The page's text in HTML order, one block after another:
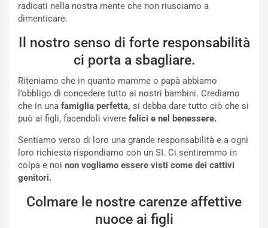
radicati nella nostra mente che non riusciamo a
dimenticare.
Il nostro senso di forte responsabilità
ci porta a sbagliare.
Riteniamo che in quanto mamme o papà abbiamo
l’obbligo di concedere tutto ai nostri bambini. Crediamo
che in una famiglia perfetta, si debba dare tutto ciò che si
può ai figli, facendoli vivere felici e nel benessere.
Sentiamo verso di loro una grande responsabilità e a ogni
loro richiesta rispondiamo con un SI. Ci sentiremmo in
colpa e noi non vogliamo essere visti come dei cattivi
genitori.
Colmare le nostre carenze affettive
nuoce ai figli